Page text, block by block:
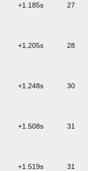
+1.185s 27
+1.205s 28
+1.248s 30
+1.508s 31
+1.519s 31